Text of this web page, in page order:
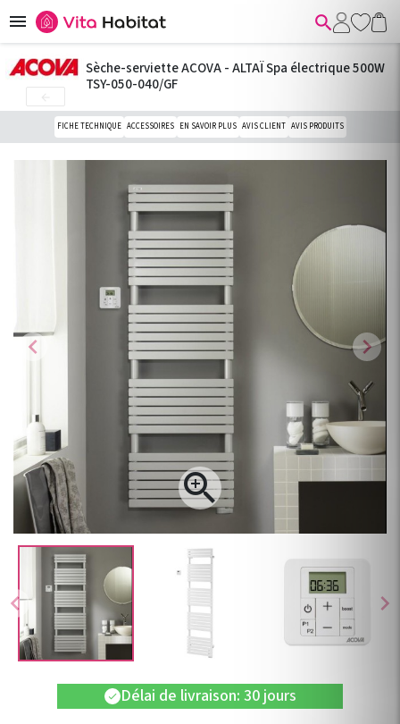
 
chevron_left chevron_right
chevron_left

chevron_right
Sèche-serviette ACOVA - ALTAÏ Spa électrique 500W
TSY-050-040/GF
FICHE TECHNIQUE ACCESSOIRES EN SAVOIR PLUS AVIS CLIENT AVIS PRODUITS
check Délai de livraison: 30 jours